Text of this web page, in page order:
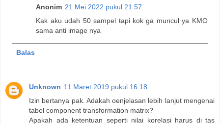
Anonim 21 Mei 2022 pukul 21.57
Kak aku udah 50 sampel tapi kok ga muncul ya KMO
sama anti image nya
Balas
Unknown 11 Maret 2019 pukul 16.18
Izin bertanya pak. Adakah oenjelasan lebih lanjut mengenai
tabel component transformation matrix?
Apakah ada ketentuan seperti nilai korelasi harus di tas